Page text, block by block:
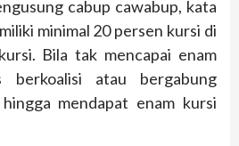
cabup cawabup, kata
minimal 20 persen kursi di
Bila tak mencapai enam
berkoalisi atau bergabung
mendapat enam kursi